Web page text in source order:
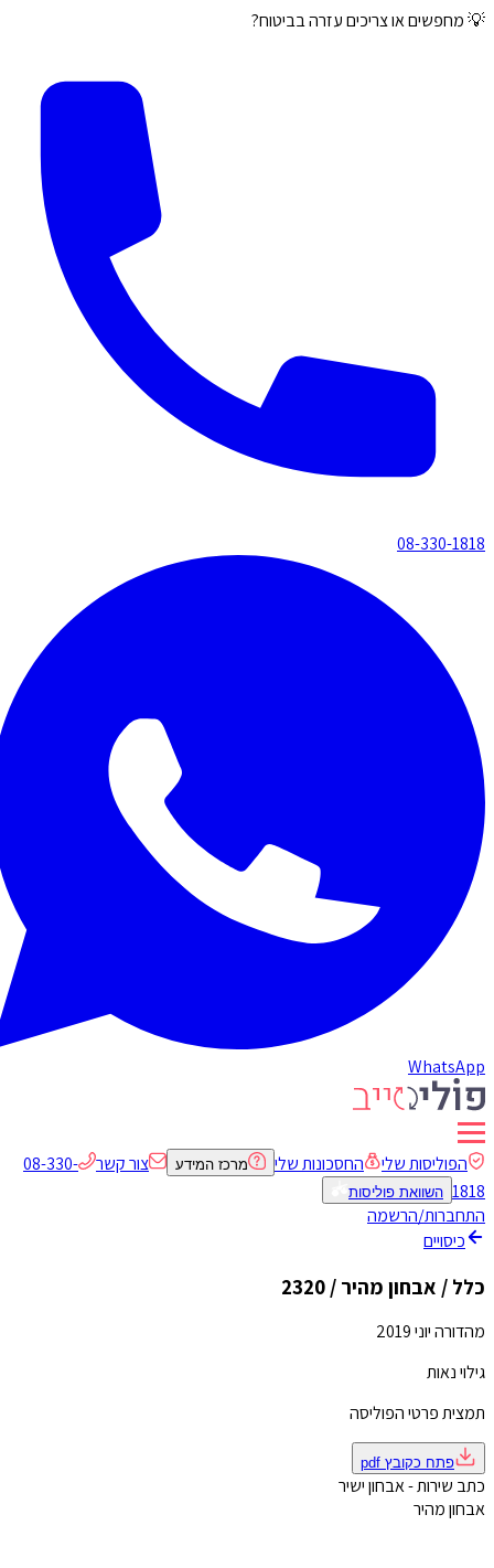
💡 מחפשים או צריכים עזרה בביטוח?
08-330-1818
WhatsApp
הפוליסות שלי החסכונות שלי מרכז המידע צור קשר
08-330-
1818
השוואת פוליסות
התחברות/הרשמה
כיסויים
כלל / אבחון מהיר / 2320
מהדורה יוני 2019
גילוי נאות
תמצית פרטי הפוליסה
פתח כקובץpdf
כתב שירות - אבחון ישיר
אבחון מהיר